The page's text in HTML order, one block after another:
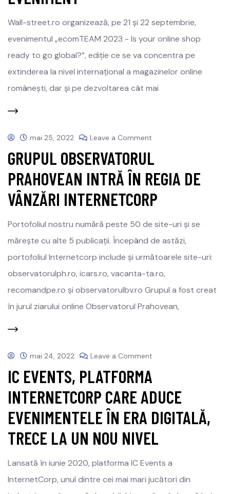
Wall-street.ro organizează, pe 21 și 22 septembrie,
evenimentul „ecomTEAM 2023 - Is your online shop
ready to go global?”, ediție ce se va concentra pe
extinderea la nivel internațional a magazinelor online
românești, dar și pe dezvoltarea cât mai
mai 25, 2022 Leave a Comment
GRUPUL OBSERVATORUL
PRAHOVEAN INTRĂ ÎN REGIA DE
VÂNZĂRI INTERNETCORP
Portofoliul nostru numără peste 50 de site-uri și se
mărește cu alte 5 publicații. Începând de astăzi,
portofoliul Internetcorp include și următoarele site-uri:
observatorulph.ro, icars.ro, vacanta-ta.ro,
recomandpe.ro și observatorulbv.ro Grupul a fost creat
în jurul ziarului online Observatorul Prahovean,
mai 24, 2022 Leave a Comment
IC EVENTS, PLATFORMA
INTERNETCORP CARE ADUCE
EVENIMENTELE ÎN ERA DIGITALĂ,
TRECE LA UN NOU NIVEL
Lansată în iunie 2020, platforma IC Events a
InternetCorp, unul dintre cei mai mari jucători din